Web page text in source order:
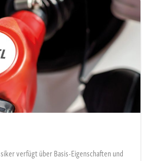
verfügt über Basis-Eigenschaften und